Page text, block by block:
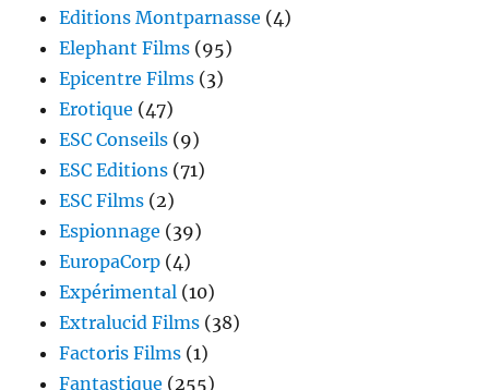
Editions Montparnasse (4)
Elephant Films (95)
Epicentre Films (3)
Erotique (47)
ESC Conseils (9)
ESC Editions (71)
ESC Films (2)
Espionnage (39)
EuropaCorp (4)
Expérimental (10)
Extralucid Films (38)
Factoris Films (1)
Fantastique (255)